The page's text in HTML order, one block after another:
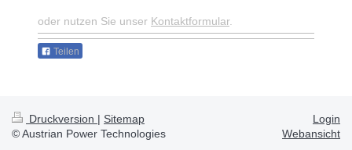
oder nutzen Sie unser Kontaktformular.
Teilen
Druckversion | Sitemap
© Austrian Power Technologies
Login
Webansicht